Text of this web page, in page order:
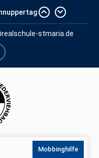
stmaria.de
Mobbinghilfe